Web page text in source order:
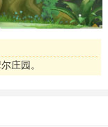
的时装和家具，你
穿搭和家园，新加入
共同装饰一片专属区
庄园里学习、工
庄园。